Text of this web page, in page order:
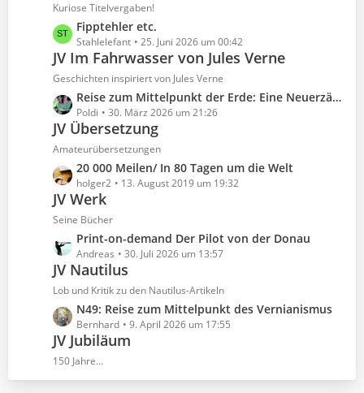
i
t
r
ä
g
e
z
e
B
e
i
t
r
ä
g
e
Kuriose Titelvergaben!
L
e
z
e
B
e
i
t
r
ä
g
e
Fipptehler etc.
Stahlelefant 25. Juni 2026 um 00:42
JV Im Fahrwasser von Jules Verne
Geschichten inspiriert von Jules Verne
L
e
z
e
B
e
i
t
r
ä
g
e
Reise zum Mittelpunkt der Erde: Eine Neuerzählung nach Jules Verne
Poldi 30. März 2026 um 21:26
JV Übersetzung
Amateurübersetzungen
L
e
z
e
B
e
i
t
r
ä
g
e
20 000 Meilen/ In 80 Tagen um die Welt
holger2 13. August 2019 um 19:32
JV Werk
Seine Bücher
L
e
z
e
B
e
i
t
Print-on-demand Der Pilot von der Donau
Andreas 30. Juli 2026 um 13:57
JV Nautilus
Lob und Kritik zu den Nautilus-Artikeln
L
e
z
N49: Reise zum Mittelpunkt des Vernianismus
Bernhard 9. April 2026 um 17:55
JV Jubiläum
150 Jahre…